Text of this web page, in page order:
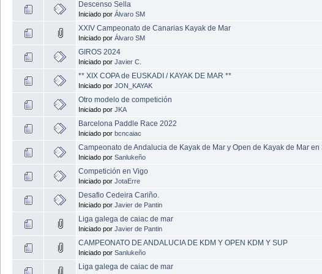
Descenso Sella
Iniciado por Álvaro SM
XXIV Campeonato de Canarias Kayak de Mar
Iniciado por Álvaro SM
GIROS 2024
Iniciado por Javier C.
** XIX COPA de EUSKADI / KAYAK DE MAR **
Iniciado por JON_KAYAK
Otro modelo de competición
Iniciado por JKA
Barcelona Paddle Race 2022
Iniciado por bcncaiac
Campeonato de Andalucia de Kayak de Mar y Open de Kayak de Mar en
Iniciado por Sanlukeño
Competición en Vigo
Iniciado por JotaErre
Desafio Cedeira Cariño.
Iniciado por Javier de Pantin
Liga galega de caiac de mar
Iniciado por Javier de Pantin
CAMPEONATO DE ANDALUCIA DE KDM Y OPEN KDM Y SUP
Iniciado por Sanlukeño
Liga galega de caiac de mar